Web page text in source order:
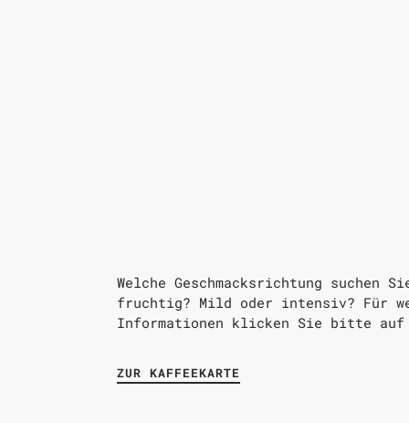
Welche Geschmacksrichtung suchen
fruchtig? Mild oder intensiv? Für
Informationen klicken Sie bitte auf
ZUR KAFFEEKARTE